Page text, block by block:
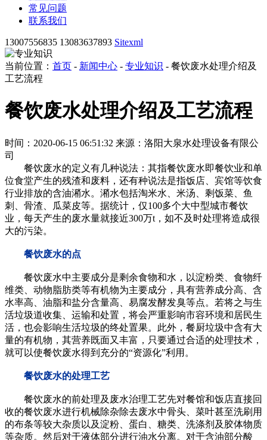
常见问题
联系我们
13007556835 13083637893 Sitexml
当前位置： 首页 - 新闻中心 - 专业知识 - 餐饮废水处理介绍及
工艺流程
餐饮废水处理介绍及工艺流程
时间：2020-06-15 06:51:32 来源：洛阳大泉水处理设备有限公
司
餐饮废水的定义有几种说法：其指餐饮废水即餐饮业和单
位食堂产生的残渣和废料，还有种说法是指饭店、宾馆等饮食
行业排放的含油潲水。潲水包括淘米水、米汤、剩饭菜、鱼
刺、骨渣、瓜菜皮等。据统计，仅100多个大中型城市餐饮
业，每天产生的废水量就接近300万t，如不及时处理将造成很
大的污染。
餐饮废水的点
餐饮废水中主要成分是剩余食物和水，以淀粉类、食物纤
维类、动物脂肪类等有机物为主要成分，具有营养成分高、含
水率高、油脂和盐分含量高、易腐发酵发臭等点。若将之与生
活垃圾道收集、运输和处置，将会严重影响市容环境和居民生
活，也会影响生活垃圾的终处置果。此外，餐厨垃圾中含有大
量的有机物，其营养既面又丰富，只要通过合适的处理技术，
就可以使餐饮废水得到充分的“资源化”利用。
餐饮废水的处理工艺
餐饮废水的前处理及废水治理工艺先对餐馆和饭店直接回
收的餐饮废水进行机械除杂除去废水中骨头、菜叶甚至洗刷用
的布条等较大杂质以及淀粉、蛋白、糖类、洗涤剂及胶体物质
等杂质。然后对于液体部分进行油水分离。对于含油部分酸